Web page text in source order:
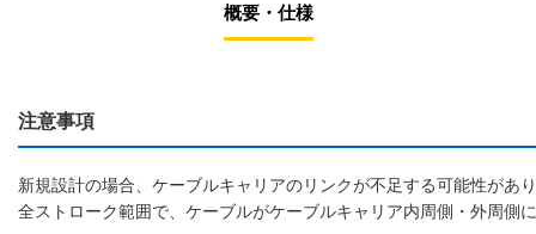
概要・仕様
注意事項
新規設計の場合、ケーブルキャリアのリンクが不足する可能性が
全ストローク範囲で、ケーブルがケーブルキャリア内周側・外周側